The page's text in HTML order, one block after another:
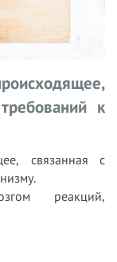
к
связанная с
реакций,